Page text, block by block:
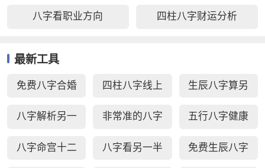
八字看职业方向 四柱八字财运分析
最新工具
免费八字合婚
周易生辰八字
四柱八字线上
排盘
生辰八字算另
一半长相
八字解析另一
半
非常准的八字
日柱秘诀查询
五行八字健康
疾病测算
八字命宫十二 八字看另一半 免费生辰八字